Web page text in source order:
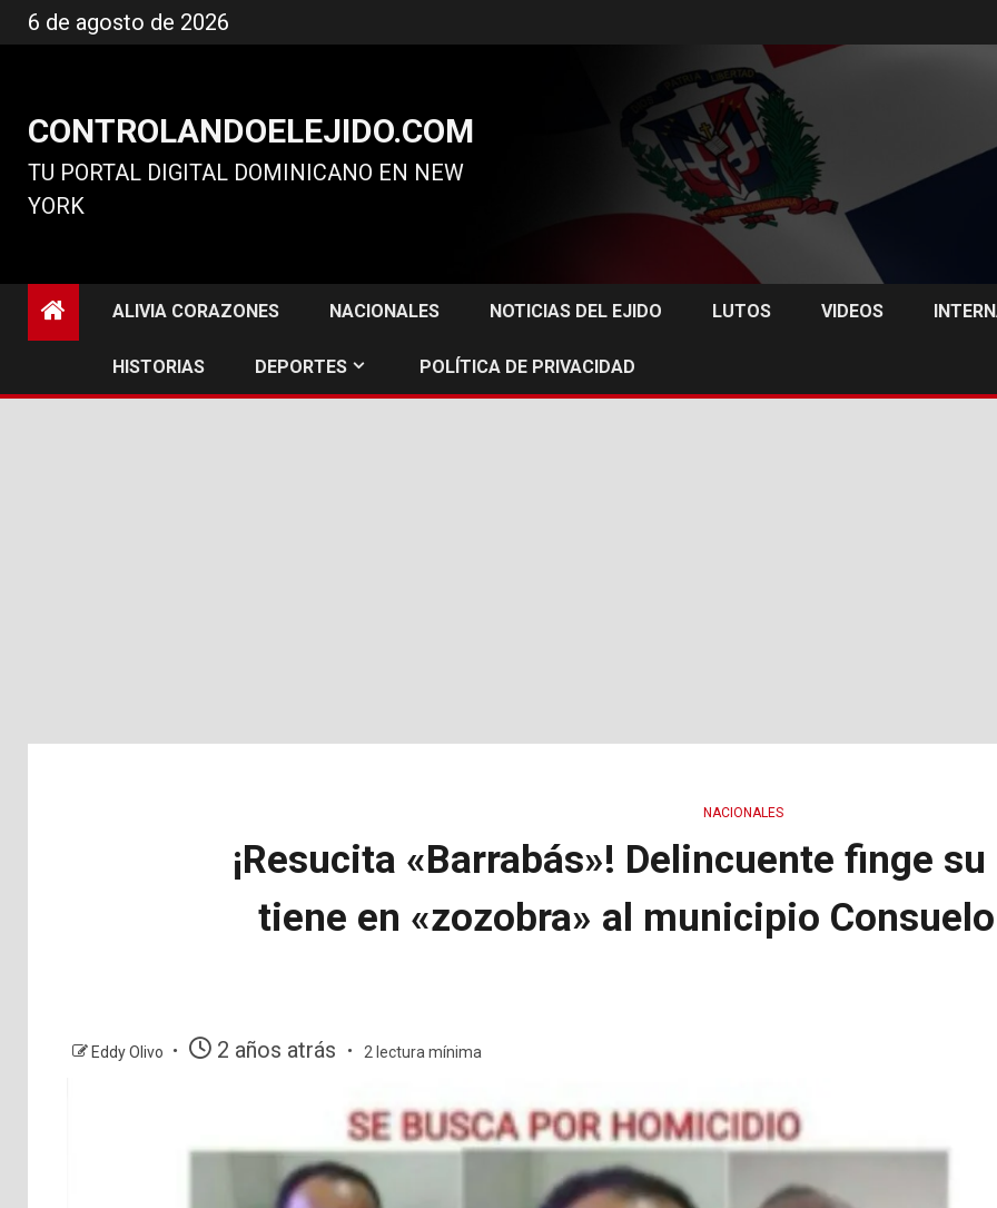
al
6 de agosto de 2026
CONTROLANDOELEJIDO.COM
TU PORTAL DIGITAL DOMINICANO EN NEW
YORK
ALIVIA CORAZONES NACIONALES NOTICIAS DEL EJIDO LUTOS VIDEOS
HISTORIAS DEPORTES POLÍTICA DE PRIVACIDAD
NACIONALES
¡Resucita «Barrabás»! Delincuente finge
tiene en «zozobra» al municipio
Eddy Olivo 2 años atrás 2 lectura mínima